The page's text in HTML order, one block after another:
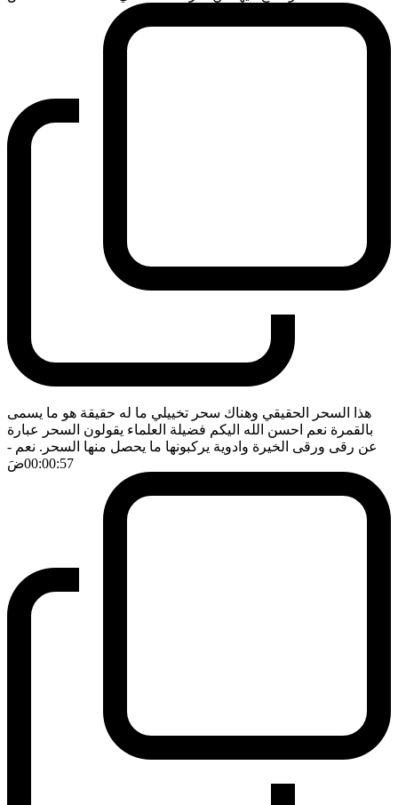
هذا السحر الحقيقي وهناك سحر تخييلي ما له حقيقة هو ما يسمى
بالقمرة نعم احسن الله اليكم فضيلة العلماء يقولون السحر عبارة
عن رقى ورقى الخيرة وادوية يركبونها ما يحصل منها السحر. نعم -
00:00:57ضَ